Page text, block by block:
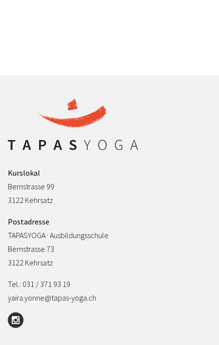
Kurslokal
Bernstrasse 99
3122 Kehrsatz
Postadresse
TAPASYOGA · Ausbildungsschule
Bernstrasse 73
3122 Kehrsatz
Tel.: 031 / 371 93 19
yaira.yonne@tapas-yoga.ch